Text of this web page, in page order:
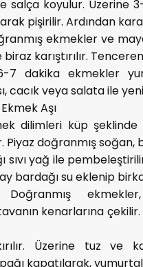
salça koyulur. Üzerine
pişirilir. Ardından
ekmekler ve
biraz karıştırılır.
7 dakika ekmekler
cacık veya salata ile
Aşı
dilimleri küp şeklinde
Piyaz doğranmış
sıvı yağ ile
bardağı su eklenip
Doğranmış
tavanın kenarlarına
Üzerine tuz ve
kapatılarak,